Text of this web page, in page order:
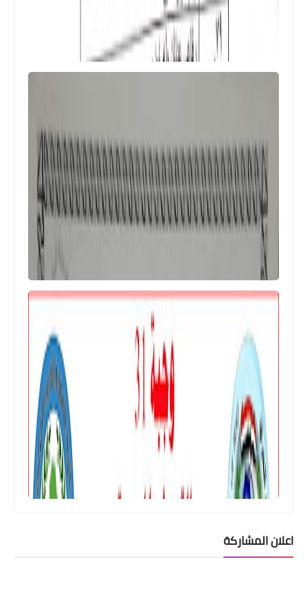
اسماء االرعاية الاجتماعية
الوجبة 31 للقروض الميسرة وحسب الفرز
الالكتروني محافظة ديالى
اعلان المشاركة